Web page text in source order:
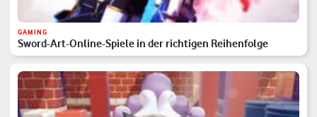
GAMING
Sword-Art-Online-Spiele in der richtigen Reihenfolge